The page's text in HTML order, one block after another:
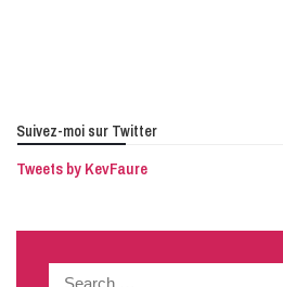
Suivez-moi sur Twitter
Tweets by KevFaure
Search